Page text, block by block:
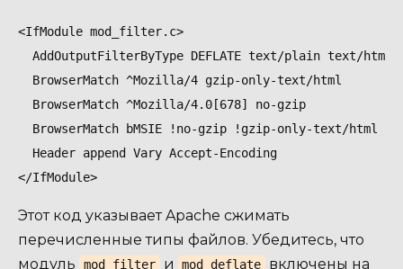
<IfModule mod_filter.c>
AddOutputFilterByType DEFLATE text/plain text/
  BrowserMatch ^Mozilla/4 gzip-only-text/html
  BrowserMatch ^Mozilla/4.0[678] no-gzip
  BrowserMatch bMSIE !no-gzip !gzip-only-text/html
  Header append Vary Accept-Encoding
Этот код указывает Apache сжимать
перечисленные типы файлов. Убедитесь, что
модуль
mod_filter и mod_deflate включены на